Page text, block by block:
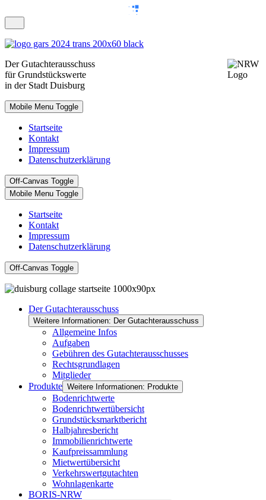
DerGutachterausschuss
für Grundstückswerte
in der Stadt Duisburg
Mobile Menu Toggle
Startseite
Kontakt
Impressum
Datenschutzerklärung
Off-Canvas Toggle
Mobile Menu Toggle
Startseite
Kontakt
Impressum
Datenschutzerklärung
Off-Canvas Toggle
Der Gutachterausschuss
Weitere Informationen: Der Gutachterausschuss
Allgemeine Infos
Aufgaben
Gebühren des Gutachterausschusses
Rechtsgrundlagen
Mitglieder
Produkte Weitere Informationen: Produkte
Bodenrichtwerte
Bodenrichtwertübersicht
Grundstücksmarktbericht
Halbjahresbericht
Immobilienrichtwerte
Kaufpreissammlung
Mietwertübersicht
Verkehrswertgutachten
Wohnlagenkarte
BORIS-NRW